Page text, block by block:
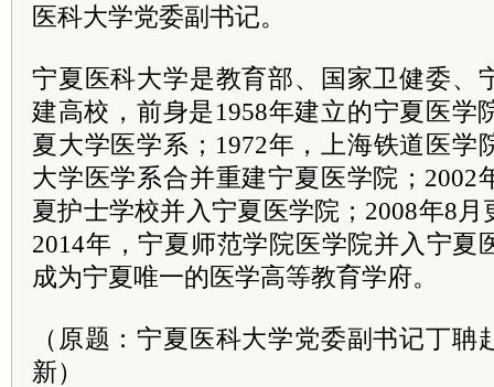
医科大学党委副书记。
宁夏医科大学是教育部、国家卫健委、
建高校，前身是1958年建立的宁夏医学
夏大学医学系；1972年，上海铁道医学
大学医学系合并重建宁夏医学院；2002
夏护士学校并入宁夏医学院；2008年8
2014年，宁夏师范学院医学院并入宁夏
成为宁夏唯一的医学高等教育学府。
（原题：宁夏医科大学党委副书记丁
新）